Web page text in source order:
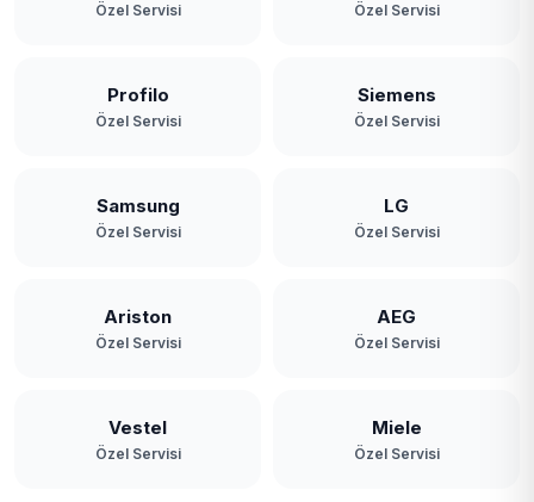
Özel Servisi Özel Servisi
Profilo
Özel Servisi
Siemens
Özel Servisi
Samsung
Özel Servisi
LG
Özel Servisi
Ariston
Özel Servisi
AEG
Özel Servisi
Vestel
Özel Servisi
Miele
Özel Servisi